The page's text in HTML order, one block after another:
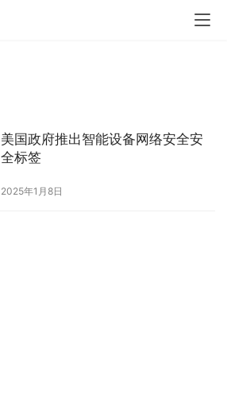
美国政府推出智能设备网络安全安
全标签
2025年1月8日